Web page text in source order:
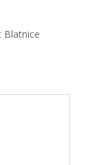
Blatnice